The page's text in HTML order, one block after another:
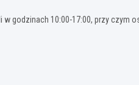
godzinach 10:00-17:00, przy czym